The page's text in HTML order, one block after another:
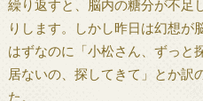
繰り返すと、脳内の糖分が不足
りします。しかし昨日は幻想が
はずなのに「小松さん、ずっと
居ないの、探してきて」とか訳
た。